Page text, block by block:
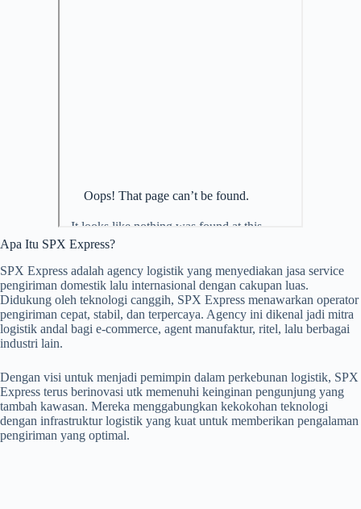
Apa Itu SPX Express?
SPX Express adalah agency logistik yang menyediakan jasa service
pengiriman domestik lalu internasional dengan cakupan luas.
Didukung oleh teknologi canggih, SPX Express menawarkan operator
pengiriman cepat, stabil, dan terpercaya. Agency ini dikenal jadi mitra
logistik andal bagi e-commerce, agent manufaktur, ritel, lalu berbagai
industri lain.
Dengan visi untuk menjadi pemimpin dalam perkebunan logistik, SPX
Express terus berinovasi utk memenuhi keinginan pengunjung yang
tambah kawasan. Mereka menggabungkan kekokohan teknologi
dengan infrastruktur logistik yang kuat untuk memberikan pengalaman
pengiriman yang optimal.